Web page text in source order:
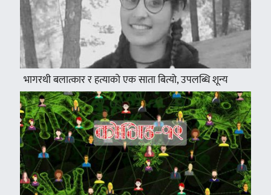
भागरथी बलात्कार र हत्याको एक साता बित्यो, उपलब्धि शून्य